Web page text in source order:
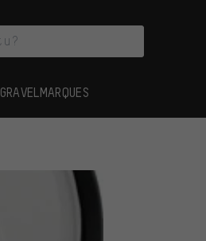
GRAVEL MARQUES